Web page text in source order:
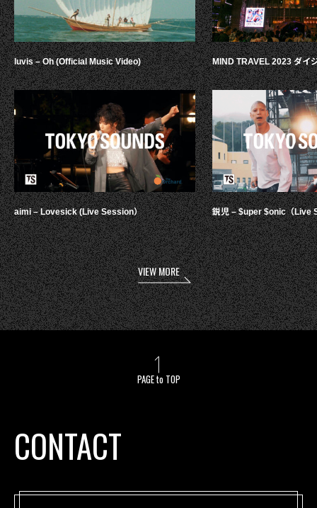
luvis – Oh (Official Music Video)
aimi – Lovesick (Live Session）
MIND TRAVEL 2023 ダイ
鋭児 – $uper $onic（Live
VIEW MORE
PAGE to TOP
CONTACT